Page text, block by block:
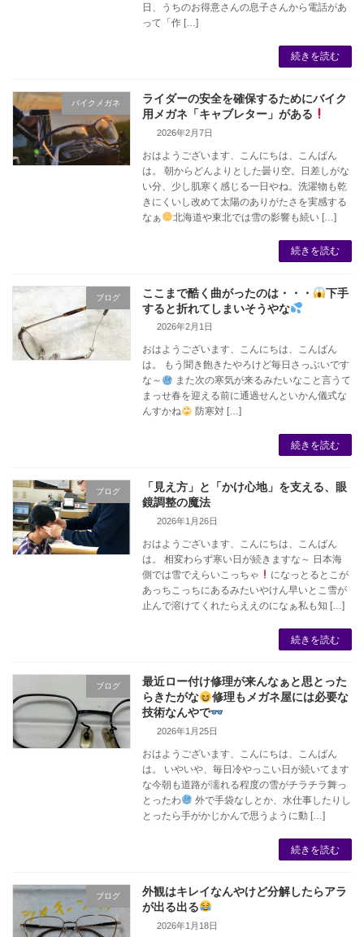
日、うちのお得意さんの息子さんから電話があ
って「作 […]
続きを読む
バイクメガネ
ライダーの安全を確保するためにバイク
用メガネ「キャブレター」がある
2026年2月7日
おはようございます、こんにちは、こんばん
は。 朝からどんよりとした曇り空。日差しがな
い分、少し肌寒く感じる一日やね。洗濯物も乾
きにくいし改めて太陽のありがたさを実感する
なぁ
北海道や東北では雪の影響も続い […]
続きを読む
ブログ ここまで酷く曲がったのは・・・
下手
すると折れてしまいそうやな
2026年2月1日
おはようございます、こんにちは、こんばん
は。 もう聞き飽きたやろけど毎日さっぶいです
な～
また次の寒気が来るみたいなこと言うて
まっせ春を迎える前に通過せんといかん儀式な
んすかね
防寒対 […]
続きを読む
ブログ
「見え方」と「かけ心地」を支える、眼
鏡調整の魔法
2026年1月26日
おはようございます、こんにちは、こんばん
は。 相変わらず寒い日が続きますな～ 日本海
側では雪でえらいこっちゃ
になっとるとこが
あっちこっちにあるみたいやけん早いとこ雪が
止んで溶けてくれたらええのになぁ私も知 […]
続きを読む
ブログ
最近ロー付け修理が来んなぁと思とった
らきたがな
修理もメガネ屋には必要な
技術なんやで
2026年1月25日
おはようございます、こんにちは、こんばん
は。 いやいや、毎日冷やっこい日が続いてます
な今朝も道路が濡れる程度の雪がチラチラ舞っ
とったわ
外で手袋なしとか、水仕事したりし
とったら手がかじかんで思うように動 […]
続きを読む
ブログ
外観はキレイなんやけど分解したらアラ
が出る出る
2026年1月18日